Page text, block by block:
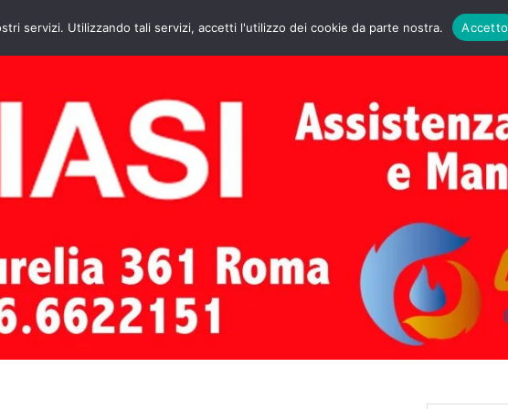
HOME CONTATTI ASSISTENZA CALDAIE BIASI
servizi. Utilizzando tali servizi, accetti l'utilizzo dei cookie da parte nostra. Accetto